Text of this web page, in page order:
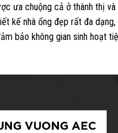
ưa chuộng cả ở thành thị và
kế nhà ống đẹp rất đa
bảo không gian sinh hoạt